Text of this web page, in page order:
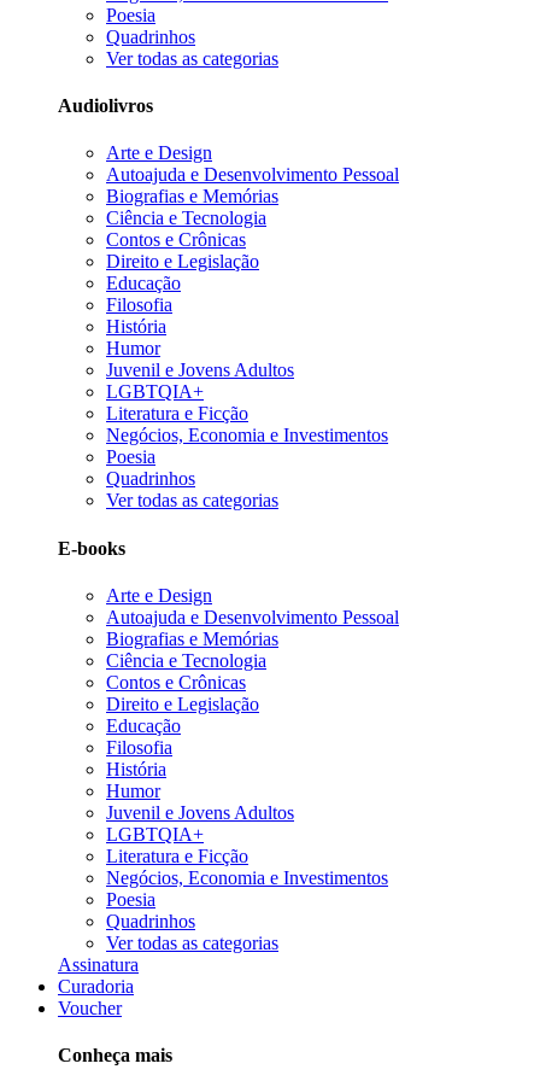
Poesia
Quadrinhos
Ver todas as categorias
Audiolivros
Arte e Design
Autoajuda e Desenvolvimento Pessoal
Biografias e Memórias
Ciência e Tecnologia
Contos e Crônicas
Direito e Legislação
Educação
Filosofia
História
Humor
Juvenil e Jovens Adultos
LGBTQIA+
Literatura e Ficção
Negócios, Economia e Investimentos
Poesia
Quadrinhos
Ver todas as categorias
E-books
Arte e Design
Autoajuda e Desenvolvimento Pessoal
Biografias e Memórias
Ciência e Tecnologia
Contos e Crônicas
Direito e Legislação
Educação
Filosofia
História
Humor
Juvenil e Jovens Adultos
LGBTQIA+
Literatura e Ficção
Negócios, Economia e Investimentos
Poesia
Quadrinhos
Ver todas as categorias
Assinatura
Curadoria
Voucher
Conheça mais